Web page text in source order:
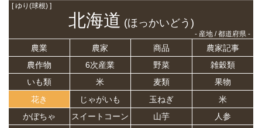
[ ゆり(球根) ]
北海道 (ほっかいどう)
- 産地 / 都道府県 -
農業 農家 商品
農家記事
農作物
6次産業 野菜
雑穀類
いも類
米 麦類
果物
花き
じゃがいも 玉ねぎ
米
かぼちゃ
スイートコーン 山芋
人参